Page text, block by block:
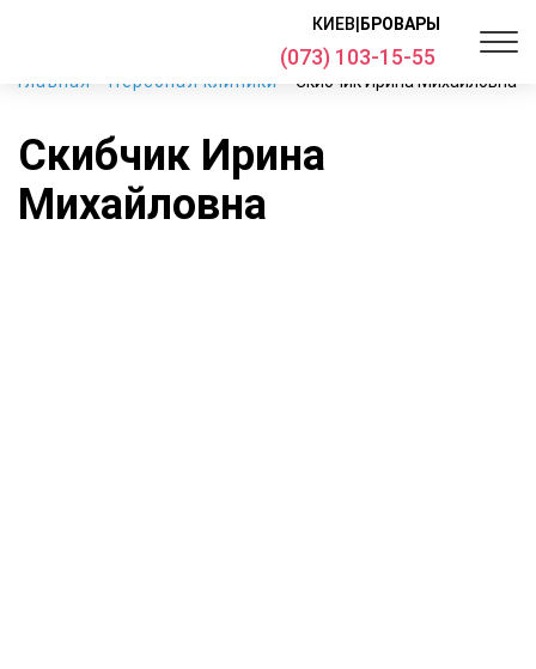
КИЕВ БРОВАРЫ
(073) 103-15-55
Главная Персонал клиники Скибчик Ирина Михайловна
Скибчик Ирина
Михайловна